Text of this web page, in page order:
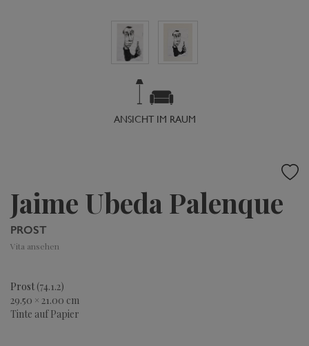
ANSICHT IM RAUM
Jaime Ubeda Palenque
PROST
Vita ansehen
Prost(74.1.2)
29.50 × 21.00 cm
Tinte auf Papier